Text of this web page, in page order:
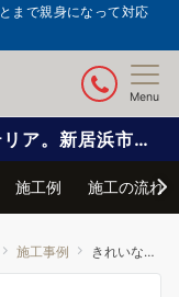
まで親身になって対応
Menu
畳、襖、障子、クロス、内装インテリア。新居浜市で信頼と実績の自社施工
施工例 施工の流れ
施工事例 きれいな季節